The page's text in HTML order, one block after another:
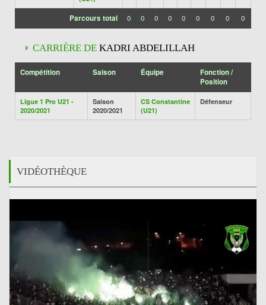
Parcours total 0 0 0 0 0 0 0 0 0
CARRIÈRE DE KADRI ABDELILLAH
Compétition Saison Équipe
Fonction /
Position
Ligue 1 Pro U21 -
2020/2021
Saison
2020/2021
CS Constantine
(U21)
Défenseur
VIDÉOTHÈQUE